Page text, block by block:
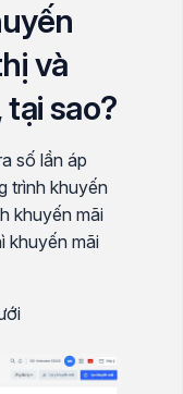
và
sao?
số lần áp
trình khuyến
khuyến mãi
khuyến mãi